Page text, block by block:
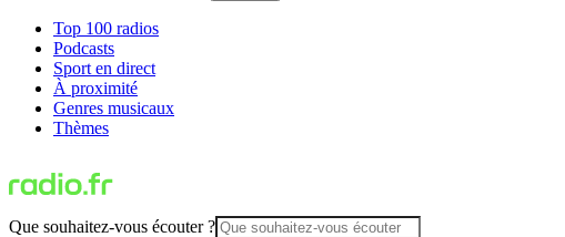
Top 100 radios
Podcasts
Sport en direct
À proximité
Genres musicaux
Thèmes
Que souhaitez-vous écouter ?